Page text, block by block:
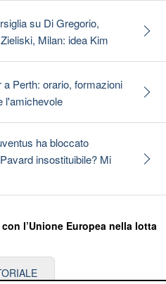
su Di Gregorio,
Milan: idea Kim
Perth: orario, formazioni
l'amichevole
ha bloccato
insostituibile? Mi
l’Unione Europea nella lotta